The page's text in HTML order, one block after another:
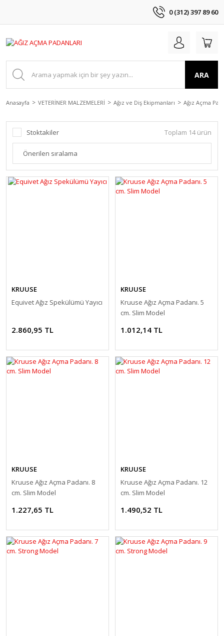
0 (312) 397 89 60
ARA
Anasayfa VETERİNER MALZEMELERİ Ağız ve Diş Ekipmanları Ağız Açma
Stoktakiler Toplam 14 ürün
KRUUSE
Equivet Ağız Spekülümü Yayıcı
2.860,95 TL
KRUUSE
Kruuse Ağız Açma Padanı. 5
cm. Slim Model
1.012,14 TL
KRUUSE
Kruuse Ağız Açma Padanı. 8
cm. Slim Model
1.227,65 TL
KRUUSE
Kruuse Ağız Açma Padanı. 12
cm. Slim Model
1.490,52 TL